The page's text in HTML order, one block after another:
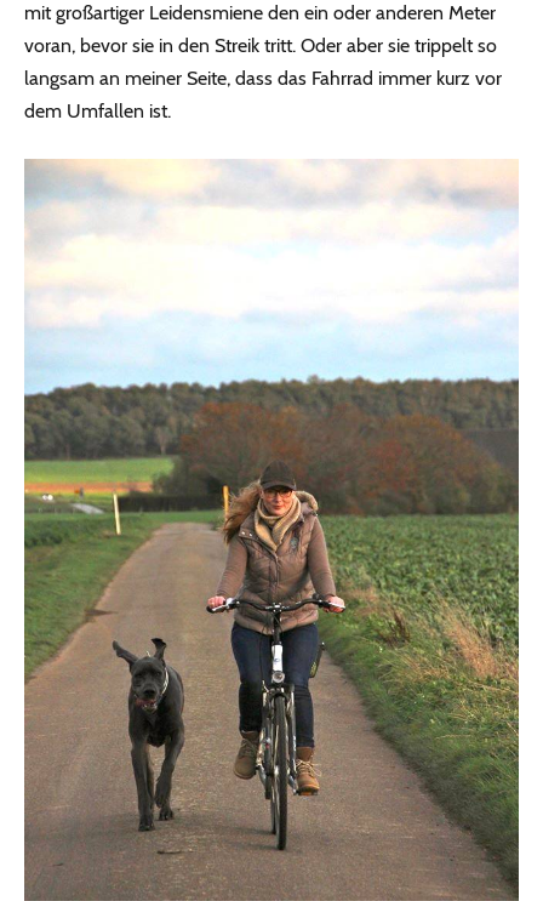
mit großartiger Leidensmiene den ein oder anderen Meter
voran, bevor sie in den Streik tritt. Oder aber sie trippelt so
langsam an meiner Seite, dass das Fahrrad immer kurz vor
dem Umfallen ist.